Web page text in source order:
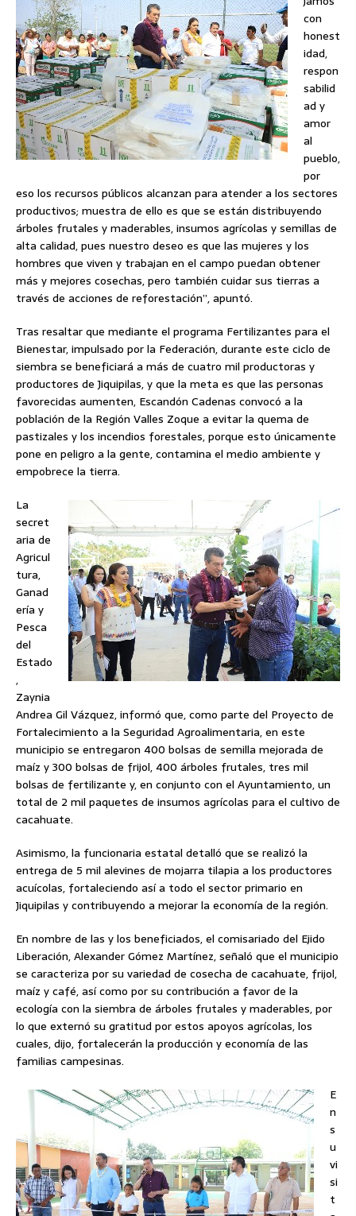
con
honest
idad,
respon
sabilid
ad y
amor
al
pueblo,
por
eso los recursos públicos alcanzan para atender a los sectores
productivos; muestra de ello es que se están distribuyendo
árboles frutales y maderables, insumos agrícolas y semillas de
alta calidad, pues nuestro deseo es que las mujeres y los
hombres que viven y trabajan en el campo puedan obtener
más y mejores cosechas, pero también cuidar sus tierras a
través de acciones de reforestación”, apuntó.
Tras resaltar que mediante el programa Fertilizantes para el
Bienestar, impulsado por la Federación, durante este ciclo de
siembra se beneficiará a más de cuatro mil productoras y
productores de Jiquipilas, y que la meta es que las personas
favorecidas aumenten, Escandón Cadenas convocó a la
población de la Región Valles Zoque a evitar la quema de
pastizales y los incendios forestales, porque esto únicamente
pone en peligro a la gente, contamina el medio ambiente y
empobrece la tierra.
La
secret
aria de
Agricul
tura,
Ganad
ería y
Pesca
del
Estado
,
Zaynia
Andrea Gil Vázquez, informó que, como parte del Proyecto de
Fortalecimiento a la Seguridad Agroalimentaria, en este
municipio se entregaron 400 bolsas de semilla mejorada de
maíz y 300 bolsas de frijol, 400 árboles frutales, tres mil
bolsas de fertilizante y, en conjunto con el Ayuntamiento, un
total de 2 mil paquetes de insumos agrícolas para el cultivo de
cacahuate.
Asimismo, la funcionaria estatal detalló que se realizó la
entrega de 5 mil alevines de mojarra tilapia a los productores
acuícolas, fortaleciendo así a todo el sector primario en
Jiquipilas y contribuyendo a mejorar la economía de la región.
En nombre de las y los beneficiados, el comisariado del Ejido
Liberación, Alexander Gómez Martínez, señaló que el municipio
se caracteriza por su variedad de cosecha de cacahuate, frijol,
maíz y café, así como por su contribución a favor de la
ecología con la siembra de árboles frutales y maderables, por
lo que externó su gratitud por estos apoyos agrícolas, los
cuales, dijo, fortalecerán la producción y economía de las
familias campesinas.
E
n
s
u
vi
si
t